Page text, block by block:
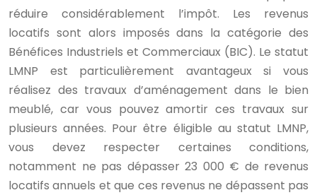
réduire considérablement l’impôt. Les revenus
locatifs sont alors imposés dans la catégorie des
Bénéfices Industriels et Commerciaux (BIC). Le statut
LMNP est particulièrement avantageux si vous
réalisez des travaux d’aménagement dans le bien
meublé, car vous pouvez amortir ces travaux sur
plusieurs années. Pour être éligible au statut LMNP,
vous devez respecter certaines conditions,
notamment ne pas dépasser 23 000 € de revenus
locatifs annuels et que ces revenus ne dépassent pas